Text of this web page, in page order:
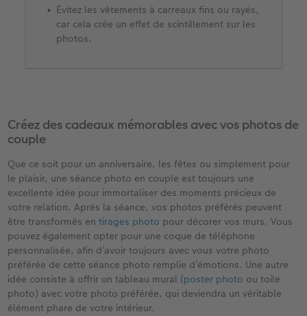
Évitez les vêtements à carreaux fins ou rayés,
car cela crée un effet de scintillement sur les
photos.
Créez des cadeaux mémorables avec vos photos de
couple​
Que ce soit pour un anniversaire, les fêtes ou simplement pour
le plaisir, une séance photo en couple est toujours une
excellente idée pour immortaliser des moments précieux de
votre relation. Après la séance, vos photos préférés peuvent
être transformés entirages photo pour décorer vos murs. Vous
pouvez également opter pour une coque de téléphone
personnalisée, afin d’avoir toujours avec vous votre photo
préférée de cette séance photo remplie d’émotions. Une autre
idée consiste à offrir un tableau mural (poster photo ou toile
photo) avec votre photo préférée, qui deviendra un véritable
élément phare de votre intérieur.